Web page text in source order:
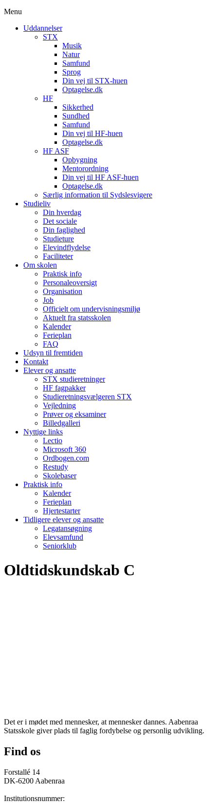
Menu
Uddannelser
STX
Musik
Natur
Samfund
Sprog
Din vej til STX-huen
Optagelse.dk
HF
Sikkerhed
Sundhed
Samfund
Din vej til HF-huen
Optagelse.dk
HF ASF
Opbygning
Mentorordning
Din vej til HF ASF-huen
Optagelse.dk
Særlig information til Sydslesvigere
Studieliv
Din hverdag
Det sociale
Din faglighed
Studieture
Elevindflydelse
Faciliteter
Om skolen
Praktisk info
Personaleoversigt
Organisation
Job
Officielt om undervisningsmiljø
Aktuelt fra statsskolen
Kalender
Ferieplan
FAQ
Udsyn til fremtiden
Kontakt
Elever og ansatte
STX studieretninger
HF fagpakker
Studieretningsvælgeren STX
Vejledning
Prøver og eksaminer
Billedgalleri
Nyttige links
Lectio
Microsoft 360
Ordbogen.com
Restudy
Skolebaser
Praktisk info
Kalender
Ferieplan
Hjertestarter
Tidligere elever og ansatte
Legatansøgning
Elevsamfund
Seniorklub
Oldtidskundskab C
Det er i mødet med mennesker, at mennesker dannes. Aabenraa
Statsskole giver plads til faglig fordybelse og personlig udvikling.
Find os
Forstallé 14
DK-6200 Aabenraa
Institutionsnummer: